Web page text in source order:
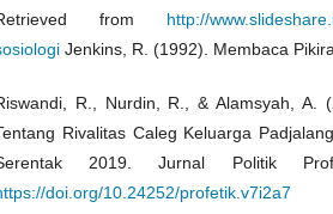
from http://
Jenkins, R. (1992). Membaca
R., Nurdin, R., & Alamsyah, A.
Rivalitas Caleg Keluarga
2019. Jurnal Politik
doi.org/10.24252/profetik.v7i2a7